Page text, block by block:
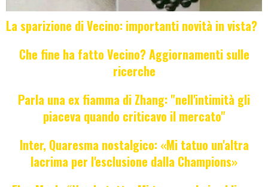
La sparizione di Vecino: importanti novità in vista?
Che fine ha fatto Vecino? Aggiornamenti sulle
ricerche
Parla una ex fiamma di Zhang: "nell'intimità gli
piaceva quando criticavo il mercato"
Inter, Quaresma nostalgico: «Mi tatuo un'altra
lacrima per l'esclusione dalla Champions»